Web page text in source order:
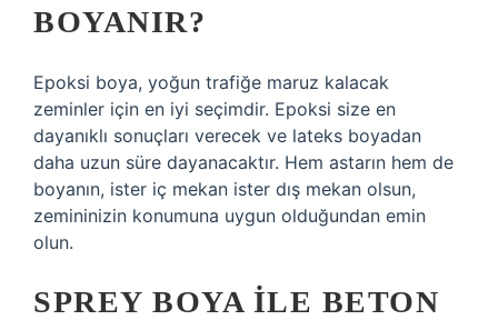
BOYANIR?
Epoksi boya, yoğun trafiğe maruz kalacak
zeminler için en iyi seçimdir. Epoksi size en
dayanıklı sonuçları verecek ve lateks boyadan
daha uzun süre dayanacaktır. Hem astarın hem de
boyanın, ister iç mekan ister dış mekan olsun,
zemininizin konumuna uygun olduğundan emin
olun.
SPREY BOYA ILE BETON